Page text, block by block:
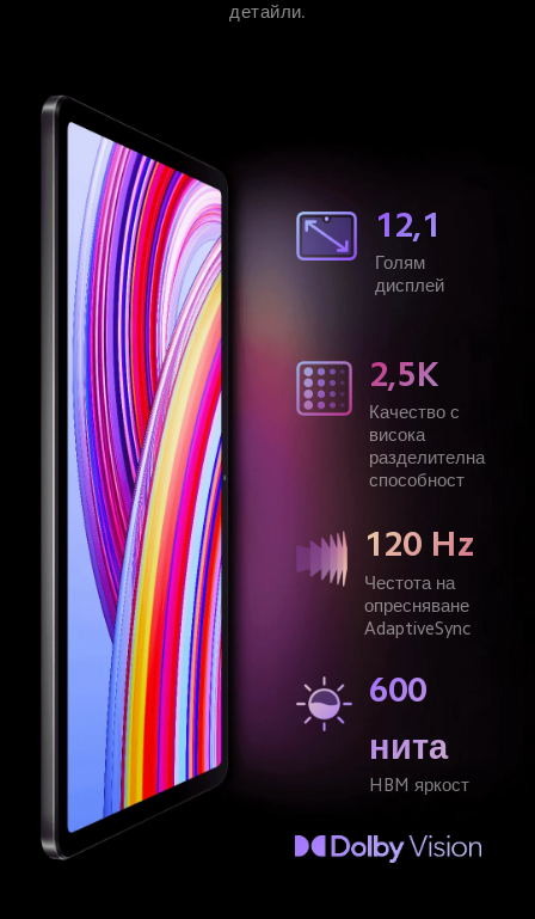
детайли.
12,1
Голям
дисплей
2,5K
Качество с
висока
разделителна
способност
120 Hz
Честота на
опресняване
AdaptiveSync
600
нита
HBM яркост